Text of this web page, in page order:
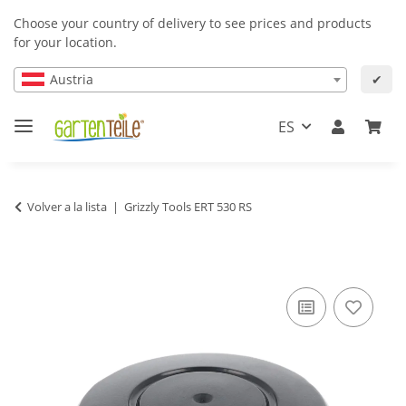
Choose your country of delivery to see prices and products
for your location.
Austria ✔
ES
Volver a la lista Grizzly Tools ERT 530 RS